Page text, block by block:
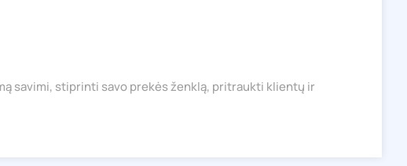
savimi, stiprinti savo prekės ženklą, pritraukti klientų ir